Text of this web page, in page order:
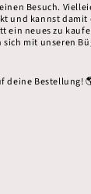
Besuch.
und kannst damit
ein neues zu
sich mit unseren
deine Bestellung!